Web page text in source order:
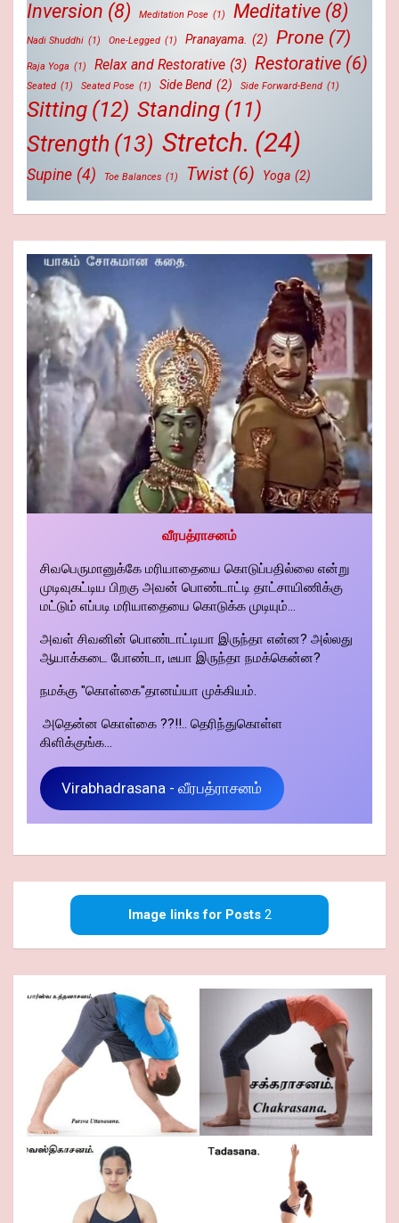
Inversion (8) Meditation Pose (1) Meditative (8)
Nadi Shuddhi (1) One-Legged (1) Pranayama. (2) Prone (7)
Raja Yoga (1) Relax and Restorative (3) Restorative (6)
Seated (1) Seated Pose (1) Side Bend (2) Side Forward-Bend (1)
Sitting (12) Standing (11)
Strength (13) Stretch. (24)
Supine (4) Toe Balances (1) Twist (6) Yoga (2)
வீரபத்ராசனம்
சிவபெருமானுக்கே மரியாதையை கொடுப்பதில்லை என்று
முடிவுகட்டிய பிறகு அவன் பொண்டாட்டி தாட்சாயிணிக்கு
மட்டும் எப்படி மரியாதையை கொடுக்க முடியும்...
அவள் சிவனின் பொண்டாட்டியா இருந்தா என்ன? அல்லது
ஆயாக்கடை போண்டா, டீயா இருந்தா நமக்கென்ன?
நமக்கு "கொள்கை"தானய்யா முக்கியம்.
அதென்ன கொள்கை ??!!.. தெரிந்துகொள்ள
கிளிக்குங்க...
Virabhadrasana - வீரபத்ராசனம்
Image links for Posts2